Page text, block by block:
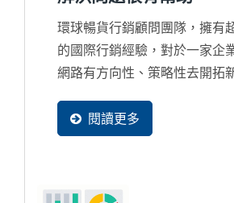
環球暢貨行銷顧問團隊，擁有
的國際行銷經驗，對於一家企
網路有方向性、策略性去開拓
正，以確保客戶可以達到預期
的效益。
閱讀更多